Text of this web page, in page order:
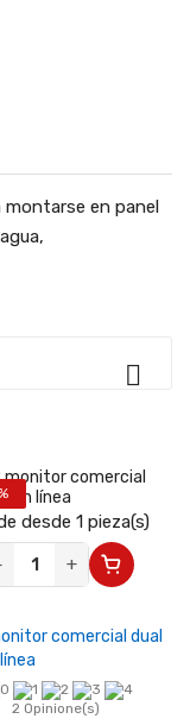
en panel

desde 1 pieza(s)
+
comercial dual
2 Opinione(s)